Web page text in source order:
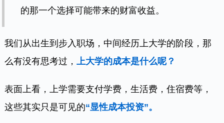
的那一个选择可能带来的财富收益。
我们从出生到步入职场，中间经历上大学的阶段，那
么有没有思考过，
上大学的成本是什么呢？
表面上看，上学需要支付学费，生活费，住宿费等，
这些其实只是可见的“显性成本投资”。